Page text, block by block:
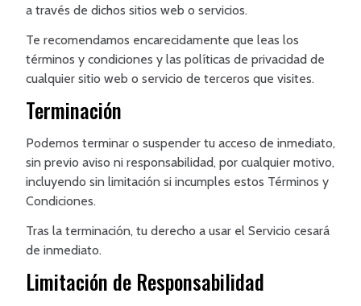
a través de dichos sitios web o servicios.
Te recomendamos encarecidamente que leas los
términos y condiciones y las políticas de privacidad de
cualquier sitio web o servicio de terceros que visites.
Terminación
Podemos terminar o suspender tu acceso de inmediato,
sin previo aviso ni responsabilidad, por cualquier motivo,
incluyendo sin limitación si incumples estos Términos y
Condiciones.
Tras la terminación, tu derecho a usar el Servicio cesará
de inmediato.
Limitación de Responsabilidad